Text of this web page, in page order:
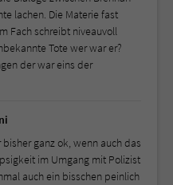
lachen. Die Materie fast
Fach schreibt niveauvoll
Tote wer war er?
der war eins der
ganz ok, wenn auch das
im Umgang mit Polizist
auch ein bisschen peinlich